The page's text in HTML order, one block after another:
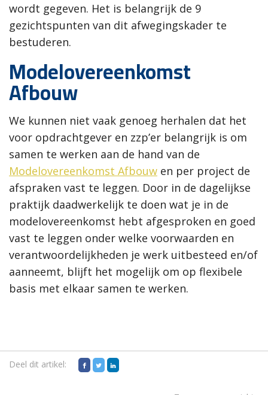
wordt gegeven. Het is belangrijk de 9
gezichtspunten van dit afwegingskader te
bestuderen.
Modelovereenkomst
Afbouw
We kunnen niet vaak genoeg herhalen dat het
voor opdrachtgever en zzp’er belangrijk is om
samen te werken aan de hand van de
Modelovereenkomst Afbouw en per project de
afspraken vast te leggen. Door in de dagelijkse
praktijk daadwerkelijk te doen wat je in de
modelovereenkomst hebt afgesproken en goed
vast te leggen onder welke voorwaarden en
verantwoordelijkheden je werk uitbesteed en/of
aanneemt, blijft het mogelijk om op flexibele
basis met elkaar samen te werken.
Deel dit artikel: